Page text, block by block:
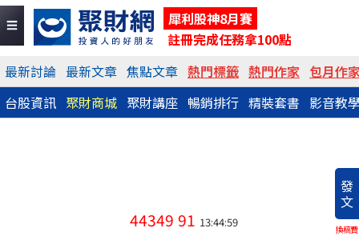
犀利股神8月賽
註冊完成任務拿100點
最新討論 最新文章 焦點文章 熱門標籤 熱門作家 包月作
台股資訊 聚財商城 聚財講座 暢銷排行 精裝套書 影音教
發
文
換稿費
44349 91 13:44:59